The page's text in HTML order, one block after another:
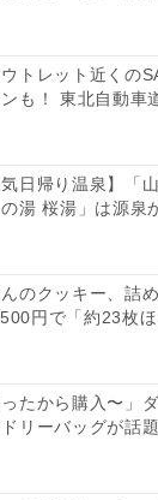
も見る
ウトレット近くの
も！ 東北自動車
気日帰り温泉】「
湯 桜湯」は源泉
のクッキー、詰
円で「約23枚ほ
ったから購入〜」
リーバッグが話題